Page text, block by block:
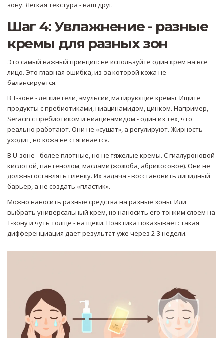
зону. Легкая текстура - ваш друг.
Шаг 4: Увлажнение - разные
кремы для разных зон
Это самый важный принцип: не используйте один крем на все
лицо. Это главная ошибка, из-за которой кожа не
балансируется.
В Т-зоне - легкие гели, эмульсии, матирующие кремы. Ищите
продукты с пребиотиками, ниацинамидом, цинком. Например,
Seracin с пребиотиком и ниацинамидом - один из тех, что
реально работают. Они не «сушат», а регулируют. Жирность
уходит, но кожа не стягивается.
В U-зоне - более плотные, но не тяжелые кремы. С гиалуроновой
кислотой, пантенолом, маслами (жожоба, абрикосовое). Они не
должны оставлять пленку. Их задача - восстановить липидный
барьер, а не создать «пластик».
Можно наносить разные средства на разные зоны. Или
выбрать универсальный крем, но наносить его тонким слоем на
Т-зону и чуть толще - на щеки. Практика показывает: такая
дифференциация дает результат уже через 2-3 недели.